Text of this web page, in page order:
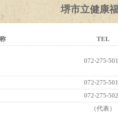
堺市立健康
TEL
072-275-
072-275-
072-275-
（代表）